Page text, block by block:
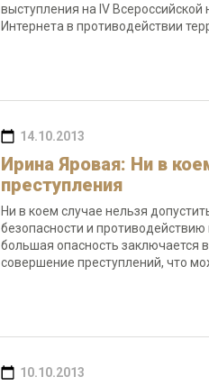
выступления на IV
Интернета в противодействии
14.10.2013
Ирина Яровая: Ни в
преступления
Ни в коем случае нельзя
безопасности и
большая опасность заключается
совершение преступлений, что
10.10.2013